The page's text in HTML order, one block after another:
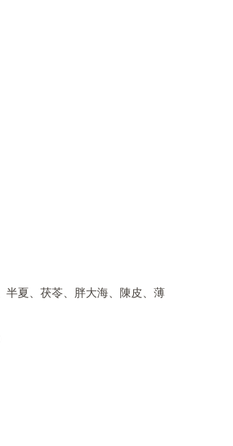
半夏、茯苓、胖大海、陳皮、薄